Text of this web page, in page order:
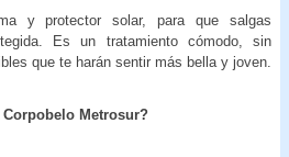
y protector solar, para que salgas
Es un tratamiento cómodo, sin
que te harán sentir más bella y joven.
Metrosur?